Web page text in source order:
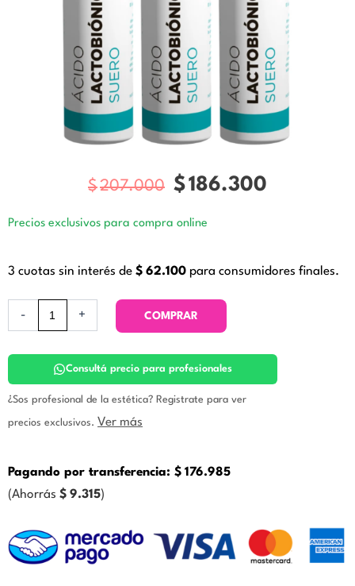
$207.000 El
precio
era:
$207.000.
$186.300
es:
Precios exclusivos para compra online
3 cuotas sin interés de $ 62.100 para consumidores finales.
-
Lactobionico
ml.
Zine
cantidad
+ COMPRAR
Consultá precio para profesionales
¿Sos profesional de la estética? Registrate para ver
precios exclusivos. Ver más
Pagando por transferencia: $ 176.985
(Ahorrás $ 9.315)